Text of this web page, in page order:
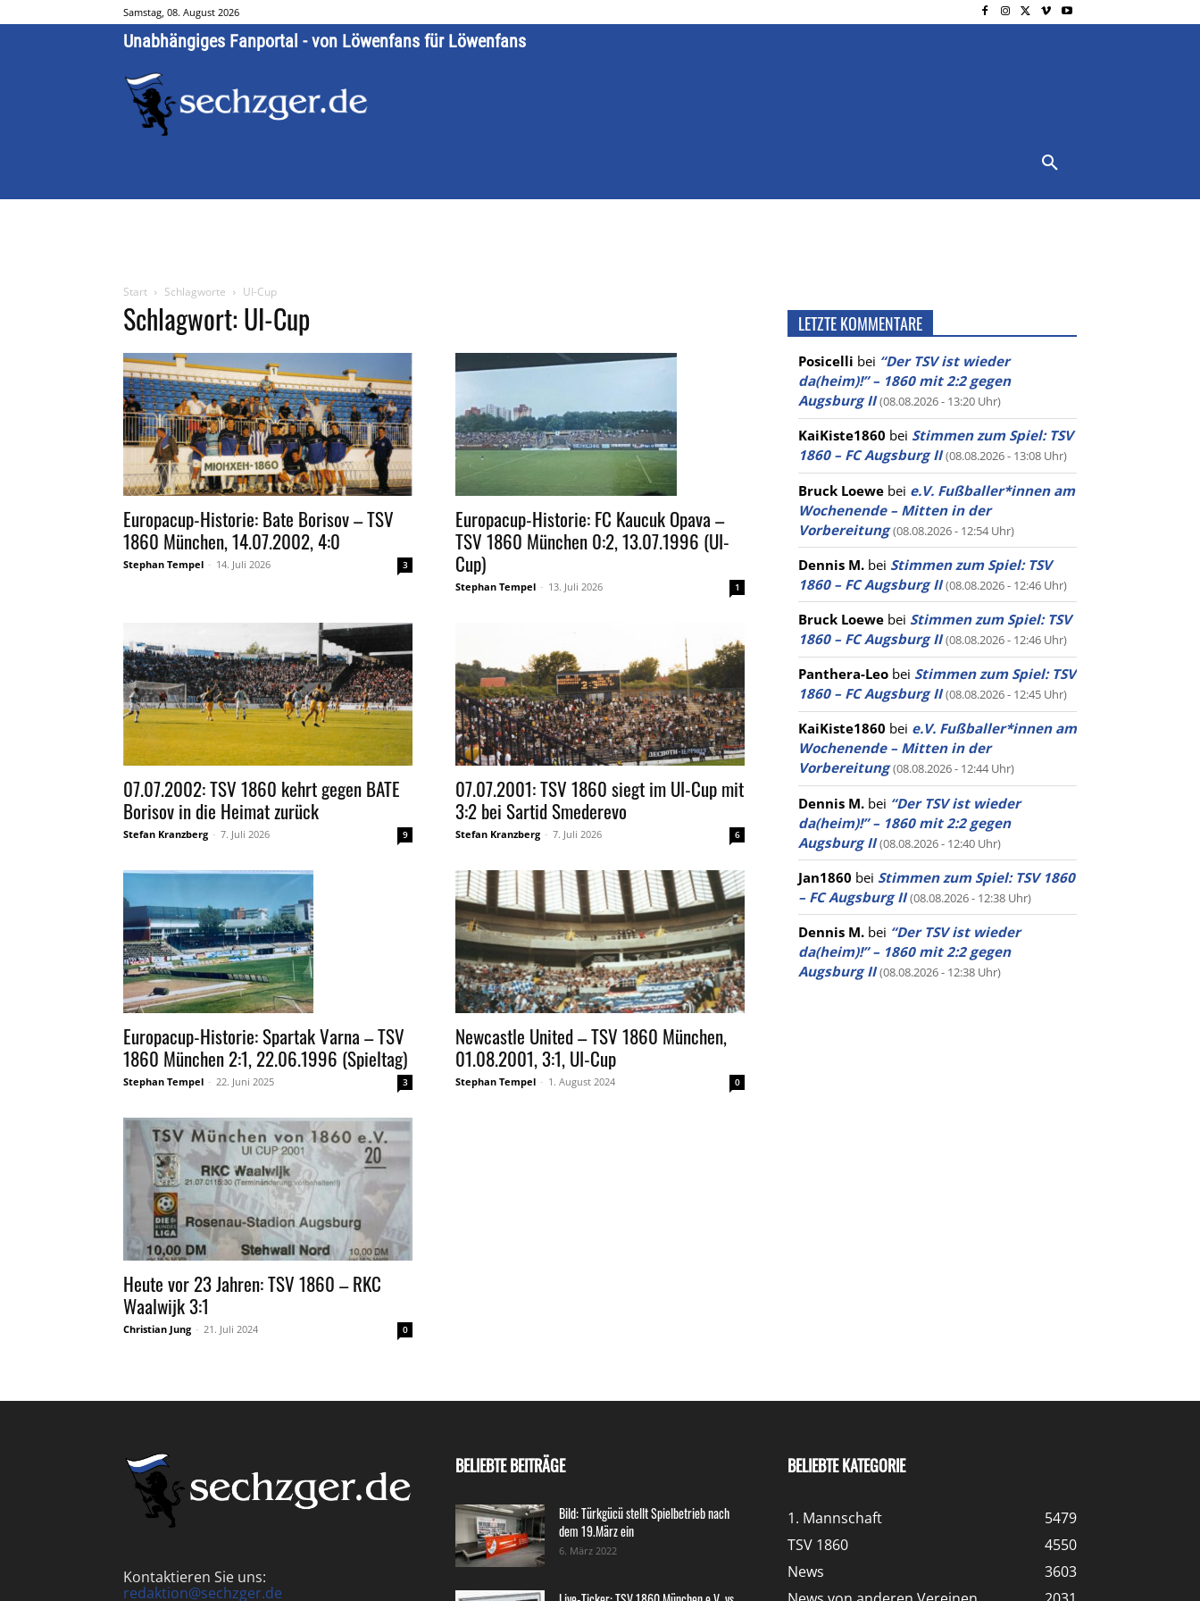
Samstag, 08. August 2026
Unabhängiges Fanportal - von Löwenfans für Löwenfans
Start Schlagworte UI-Cup
Schlagwort: UI-Cup
Europacup-Historie: Bate Borisov – TSV
1860 München, 14.07.2002, 4:0
Stephan Tempel - 14. Juli 2026 3
Europacup-Historie: FC Kaucuk Opava –
TSV 1860 München 0:2, 13.07.1996 (UI-
Cup)
Stephan Tempel - 13. Juli 2026 1
07.07.2002: TSV 1860 kehrt gegen BATE
Borisov in die Heimat zurück
Stefan Kranzberg - 7. Juli 2026 9
07.07.2001: TSV 1860 siegt im UI-Cup mit
3:2 bei Sartid Smederevo
Stefan Kranzberg - 7. Juli 2026 6
Europacup-Historie: Spartak Varna – TSV
1860 München 2:1, 22.06.1996 (Spieltag)
Stephan Tempel - 22. Juni 2025 3
Newcastle United – TSV 1860 München,
01.08.2001, 3:1, UI-Cup
Stephan Tempel - 1. August 2024 0
Heute vor 23 Jahren: TSV 1860 – RKC
Waalwijk 3:1
Christian Jung - 21. Juli 2024 0
LETZTE KOMMENTARE
Posicelli bei “Der TSV ist wieder
da(heim)!” – 1860 mit 2:2 gegen
Augsburg II (08.08.2026 - 13:20 Uhr)
KaiKiste1860 bei Stimmen zum Spiel: TSV
1860 – FC Augsburg II (08.08.2026 - 13:08 Uhr)
Bruck Loewe bei e.V. Fußballer*innen am
Wochenende – Mitten in der
Vorbereitung (08.08.2026 - 12:54 Uhr)
Dennis M. bei Stimmen zum Spiel: TSV
1860 – FC Augsburg II (08.08.2026 - 12:46 Uhr)
Bruck Loewe bei Stimmen zum Spiel: TSV
1860 – FC Augsburg II (08.08.2026 - 12:46 Uhr)
Panthera-Leo bei Stimmen zum Spiel: TSV
1860 – FC Augsburg II (08.08.2026 - 12:45 Uhr)
KaiKiste1860 bei e.V. Fußballer*innen am
Wochenende – Mitten in der
Vorbereitung (08.08.2026 - 12:44 Uhr)
Dennis M. bei “Der TSV ist wieder
da(heim)!” – 1860 mit 2:2 gegen
Augsburg II (08.08.2026 - 12:40 Uhr)
Jan1860 bei Stimmen zum Spiel: TSV 1860
– FC Augsburg II (08.08.2026 - 12:38 Uhr)
Dennis M. bei “Der TSV ist wieder
da(heim)!” – 1860 mit 2:2 gegen
Augsburg II (08.08.2026 - 12:38 Uhr)
Kontaktieren Sie uns:
redaktion@sechzger.de
BELIEBTE BEITRÄGE
Bild: Türkgücü stellt Spielbetrieb nach
dem 19.März ein
6. März 2022
BELIEBTE KATEGORIE
1. Mannschaft
5479
TSV 1860
4550
News
3603